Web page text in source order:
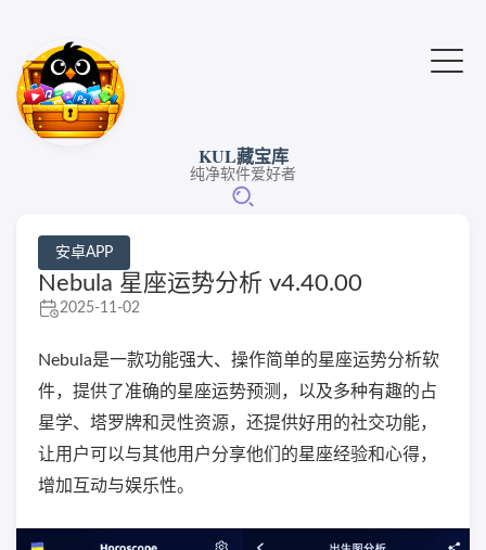
KUL藏宝库
纯净软件爱好者
安卓APP
Nebula 星座运势分析 v4.40.00
2025-11-02
Nebula是一款功能强大、操作简单的星座运势分析软
件，提供了准确的星座运势预测，以及多种有趣的占
星学、塔罗牌和灵性资源，还提供好用的社交功能，
让用户可以与其他用户分享他们的星座经验和心得，
增加互动与娱乐性。